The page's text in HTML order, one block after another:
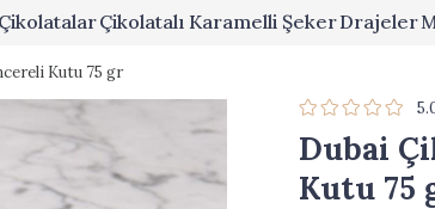
ÇikolatalarÇikolatalı Karamelli ŞekerDrajeler
Kutu 75 gr
Dubai
Kutu 75